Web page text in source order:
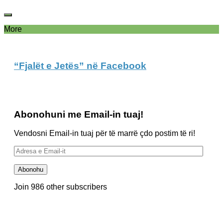
More
“Fjalët e Jetës” në Facebook
Abonohuni me Email-in tuaj!
Vendosni Email-in tuaj për të marrë çdo postim të ri!
Adresa
e
Email-
it
Abonohu
Join 986 other subscribers